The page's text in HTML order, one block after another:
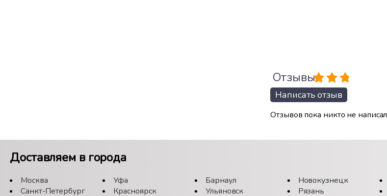
Отзывы
Написать отзыв
Отзывов пока никто не написал
Доставляем в города
Москва
Санкт-Петербург
Уфа
Красноярск
Барнаул
Ульяновск
Новокузнецк
Рязань